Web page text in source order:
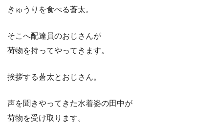
きゅうりを食べる蒼太。
そこへ配達員のおじさんが
荷物を持ってやってきます。
挨拶する蒼太とおじさん。
声を聞きやってきた水着姿の田中が
荷物を受け取ります。